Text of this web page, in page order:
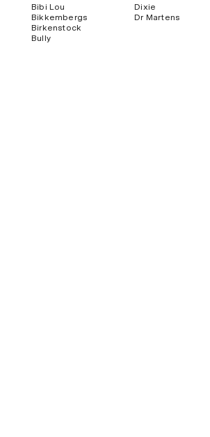
Bibi Lou
Bikkembergs
Birkenstock
Bully
Dixie
Dr Martens